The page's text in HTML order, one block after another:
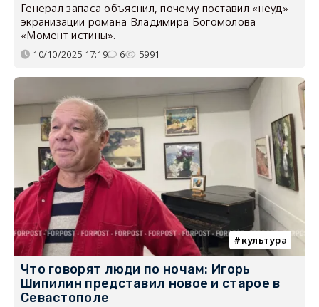
Генерал запаса объяснил, почему поставил «неуд»
экранизации романа Владимира Богомолова
«Момент истины».
10/10/2025 17:19 6 5991
культура
Что говорят люди по ночам: Игорь
Шипилин представил новое и старое в
Севастополе